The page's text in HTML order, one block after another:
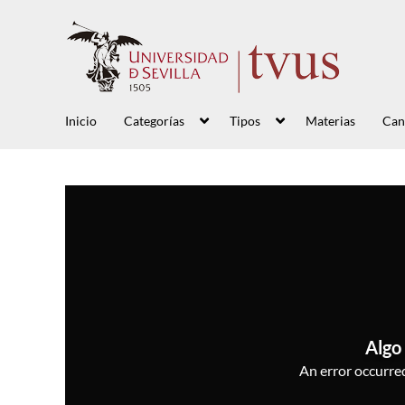
Inicio Categorías Tipos Materias
Algo
An error